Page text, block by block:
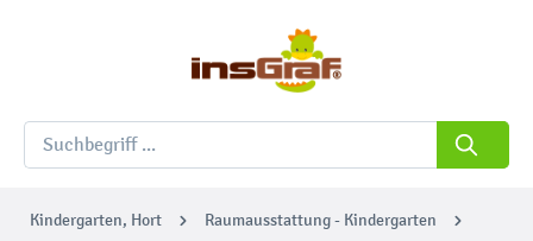
Kindergarten, Hort
Raumausstattung - Kindergarten